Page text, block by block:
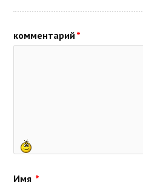
комментарий *
Имя *